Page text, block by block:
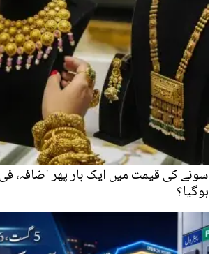
سونے کی قیمت میں ایک بار پھر اضافہ،
ہوگیا؟